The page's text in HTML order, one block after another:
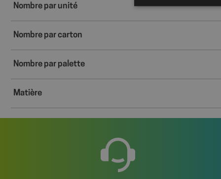
Nombre par unité
Nombre par carton
Nombre par palette
Matière
la gestion des